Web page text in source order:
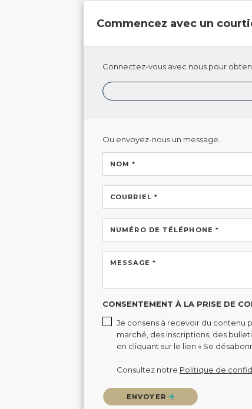
Commencez avec un
Connectez-vous avec nous pour
Ou envoyez-nous un message.
NOM *
COURRIEL *
NUMÉRO DE TÉLÉPHONE *
MESSAGE *
CONSENTEMENT À LA PRISE DE
Je consens à recevoir du contenu
marché, des inscriptions, des
en cliquant sur le lien « Se
Consultez notre Politique de
Veuillez confirmer que vous n'êtes pas
ENVOYER